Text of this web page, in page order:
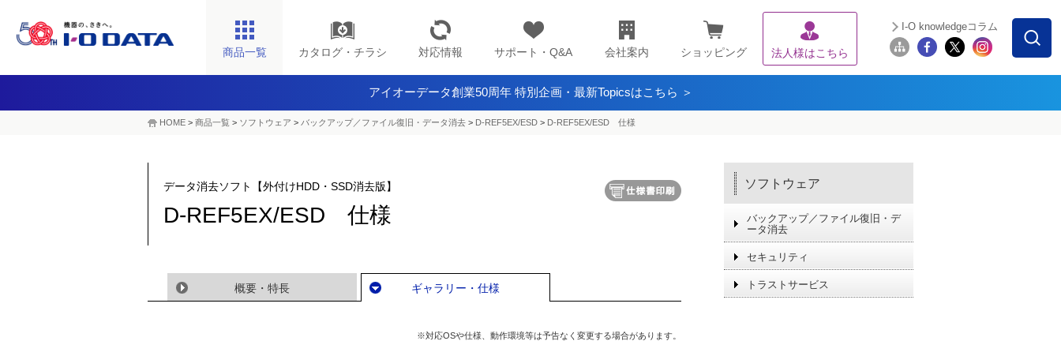
商品一覧 カタログ・チラシ 対応情報 サポート・Q&A 会社案内 ショッピング 法人様はこちら
I-O knowledgeコラム
アイオーデータ創業50周年 特別企画・最新Topicsはこちら ＞
HOME > 商品一覧 > ソフトウェア > バックアップ／ファイル復旧・データ消去 > D-REF5EX/ESD > D-REF5EX/ESD 仕様
データ消去ソフト【外付けHDD・SSD消去版】
D-REF5EX/ESD 仕様
概要・特長 ギャラリー・仕様
※対応OSや仕様、動作環境等は予告なく変更する場合があります。
ソフトウェア
バックアップ／ファイル復旧・デ
ータ消去
セキュリティ
トラストサービス